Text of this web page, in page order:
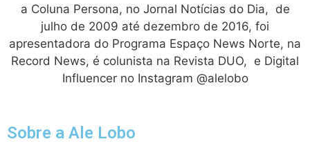
a Coluna Persona, no Jornal Notícias do Dia, de
julho de 2009 até dezembro de 2016, foi
apresentadora do Programa Espaço News Norte, na
Record News, é colunista na Revista DUO, e Digital
Influencer no Instagram @alelobo
Sobre a Ale Lobo